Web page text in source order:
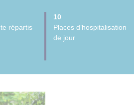
répartis
10
Places d’hospitalisation
de jour